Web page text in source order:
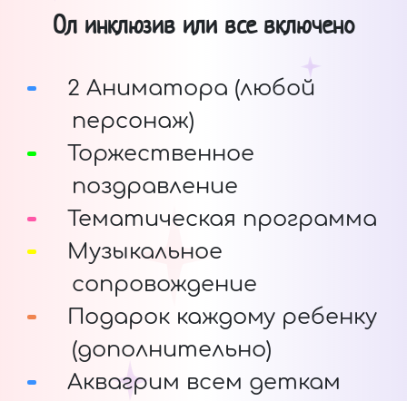
Ол инклюзив или все включено
2 Аниматора (любой
персонаж)
Торжественное
поздравление
Тематическая программа
Музыкальное
сопровождение
Подарок каждому ребенку
(дополнительно)
Аквагрим всем деткам